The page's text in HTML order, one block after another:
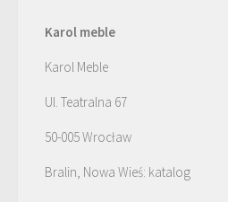
Karol meble
Karol Meble
Ul. Teatralna 67
50-005 Wrocław
Bralin, Nowa Wieś: katalog